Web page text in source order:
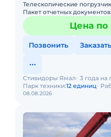
Телескопические
Пакет отчетных
Долгосрочная аренда.
Цена по
Позвонить Заказать
08.08.2026
Стивидоры Ямал 3 года на
Парк техники:12 единиц